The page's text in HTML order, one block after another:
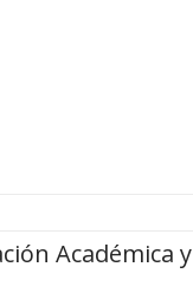
Académica y